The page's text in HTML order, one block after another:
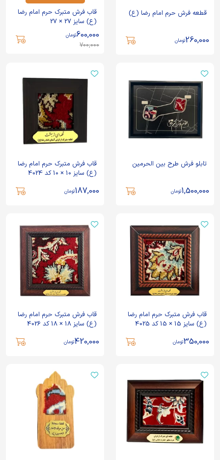
قطعه فرش حرم امام رضا (ع)
260,000تومان
3 1 9 0 2 48
قاب فرش متبرک حرم امام رضا
(ع) سایز 27 × 27
700,000
600,000تومان
تابلو فرش طرح بین الحرمین
1,500,000تومان
قاب فرش متبرک حرم امام رضا
(ع) سایز 10 × 10 کد 4024
187,000تومان
قاب فرش متبرک حرم امام رضا
(ع) سایز 15 × 15 کد 4025
350,000تومان
قاب فرش متبرک حرم امام رضا
(ع) سایز 18 × 18 کد 4026
420,000تومان